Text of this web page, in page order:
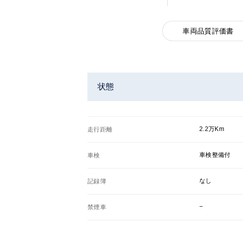
2.5点
の評
車両品質評価書
状態
走行距離 2.2万Km
車検 車検整備付
記録簿 なし
禁煙車 −